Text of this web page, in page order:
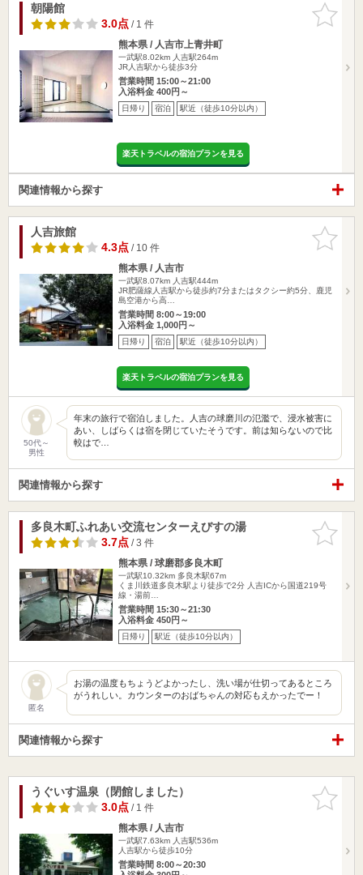
お気に入
りに追加
朝陽館
3.0点/ 1 件
熊本県 / 人吉市上青井町
一武駅8.02km 人吉駅264m
JR人吉駅から徒歩3分
営業時間 15:00～21:00
入浴料金 400円～
日帰り 宿泊 駅近（徒歩10分以内）
楽天トラベルの宿泊プランを見る
関連情報から探す
お気に入
りに追加
人吉旅館
4.3点/ 10 件
熊本県 / 人吉市
一武駅8.07km 人吉駅444m
JR肥薩線人吉駅から徒歩約7分またはタクシー約5分、鹿児
島空港から高…
営業時間 8:00～19:00
入浴料金 1,000円～
日帰り 宿泊 駅近（徒歩10分以内）
楽天トラベルの宿泊プランを見る
50代～
男性
年末の旅行で宿泊しました。人吉の球磨川の氾濫で、浸水被害に
あい、しばらくは宿を閉じていたそうです。前は知らないので比
較はで…
関連情報から探す
お気に入
りに追加
多良木町ふれあい交流センターえびすの湯
3.7点/ 3 件
熊本県 / 球磨郡多良木町
一武駅10.32km 多良木駅67m
くま川鉄道多良木駅より徒歩で2分 人吉ICから国道219号
線・湯前…
営業時間 15:30～21:30
入浴料金 450円～
日帰り 駅近（徒歩10分以内）
匿名
お湯の温度もちょうどよかったし、洗い場が仕切ってあるところ
がうれしい。カウンターのおばちゃんの対応もえかったでー！
関連情報から探す
お気に入
りに追加
うぐいす温泉（閉館しました）
3.0点/ 1 件
熊本県 / 人吉市
一武駅7.63km 人吉駅536m
人吉駅から徒歩10分
営業時間 8:00～20:30